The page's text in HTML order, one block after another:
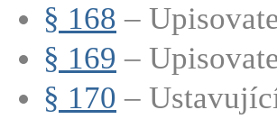
§ 168 –
§ 169 –
§ 170 –